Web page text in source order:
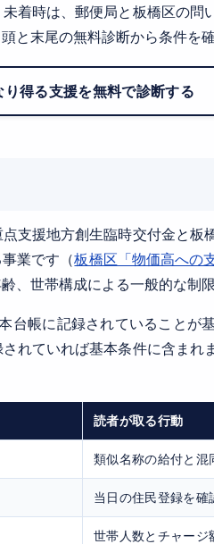
着時は、郵便局と板橋区の問
と末尾の無料診断から条件を確
り得る支援を無料で診断する
支援地方創生臨時交付金と
業です（板橋区「物価高への
、世帯構成による一般的な制限
台帳に記録されていることが
れていれば基本条件に含まれ
読者が取る行動
類似名称の給付と混
当日の住民登録を確
世帯人数とチャージ